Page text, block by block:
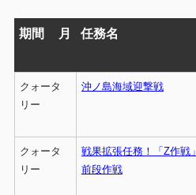
期間 月 任務名
クォータ
リー
沖ノ島海域迎撃戦
クォータ
リー
戦果拡張任務！「Z作戦」
前段作戦